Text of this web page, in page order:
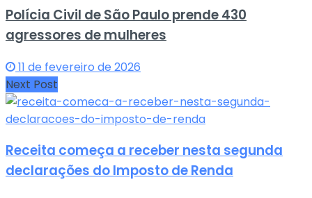
Polícia Civil de São Paulo prende 430
agressores de mulheres
11 de fevereiro de 2026
Next Post
Receita começa a receber nesta segunda
declarações do Imposto de Renda